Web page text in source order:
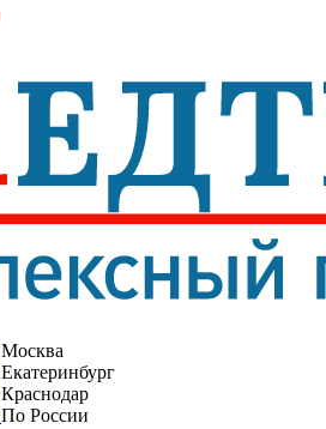
Москва
Екатеринбург
Краснодар
По России